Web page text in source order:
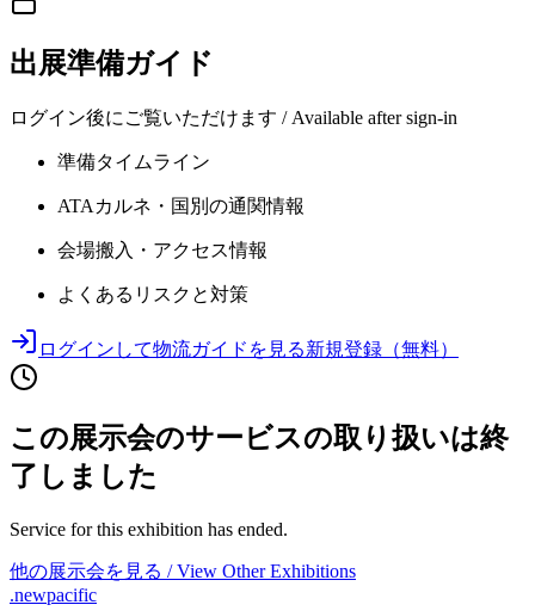
出展準備ガイド
ログイン後にご覧いただけます / Available after sign-in
準備タイムライン
ATAカルネ・国別の通関情報
会場搬入・アクセス情報
よくあるリスクと対策
ログインして物流ガイドを見る新規登録（無料）
この展示会のサービスの取り扱いは終
了しました
Service for this exhibition has ended.
他の展示会を見る / View Other Exhibitions
.newpacific